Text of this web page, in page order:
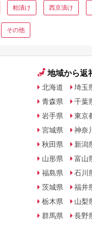
粕漬け 西京漬け
その他
地域から返
北海道
青森県
岩手県
宮城県
秋田県
山形県
福島県
茨城県
栃木県
群馬県
埼玉
千葉
東京
神奈
新潟
富山
石川
福井
山梨
長野